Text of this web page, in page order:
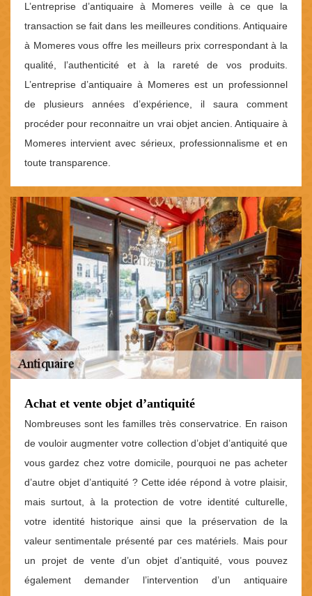
L’entreprise d’antiquaire à Momeres veille à ce que la
transaction se fait dans les meilleures conditions. Antiquaire
à Momeres vous offre les meilleurs prix correspondant à la
qualité, l’authenticité et à la rareté de vos produits.
L’entreprise d’antiquaire à Momeres est un professionnel
de plusieurs années d’expérience, il saura comment
procéder pour reconnaitre un vrai objet ancien. Antiquaire à
Momeres intervient avec sérieux, professionnalisme et en
toute transparence.
Achat et vente objet d’antiquité
Nombreuses sont les familles très conservatrice. En raison
de vouloir augmenter votre collection d’objet d’antiquité que
vous gardez chez votre domicile, pourquoi ne pas acheter
d’autre objet d’antiquité ? Cette idée répond à votre plaisir,
mais surtout, à la protection de votre identité culturelle,
votre identité historique ainsi que la préservation de la
valeur sentimentale présenté par ces matériels. Mais pour
un projet de vente d’un objet d’antiquité, vous pouvez
également demander l’intervention d’un antiquaire